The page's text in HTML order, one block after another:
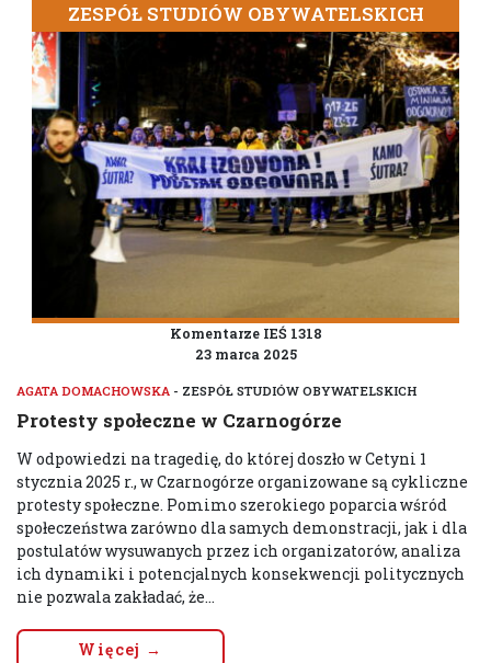
ZESPÓŁ STUDIÓW OBYWATELSKICH
Komentarze IEŚ 1318
23 marca 2025
AGATA DOMACHOWSKA - ZESPÓŁ STUDIÓW OBYWATELSKICH
Protesty społeczne w Czarnogórze
W odpowiedzi na tragedię, do której doszło w Cetyni 1
stycznia 2025 r., w Czarnogórze organizowane są cykliczne
protesty społeczne. Pomimo szerokiego poparcia wśród
społeczeństwa zarówno dla samych demonstracji, jak i dla
postulatów wysuwanych przez ich organizatorów, analiza
ich dynamiki i potencjalnych konsekwencji politycznych
nie pozwala zakładać, że...
Więcej →